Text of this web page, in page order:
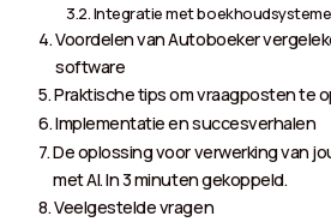
Integratie met
Voordelen van Autoboeker
software
Praktische tips om vraagposten te
Implementatie en succesverhalen
De oplossing voor verwerking van
met AI. In 3 minuten gekoppeld.
Veelgestelde vragen